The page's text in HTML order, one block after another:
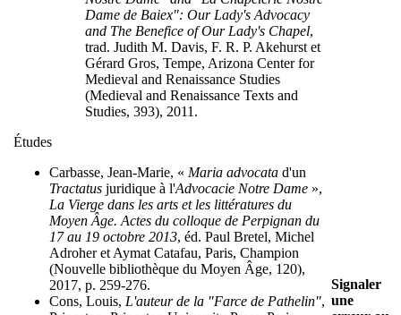
Dame de Baiex": Our Lady's Advocacy
and The Benefice of Our Lady's Chapel,
trad. Judith M. Davis, F. R. P. Akehurst et
Gérard Gros, Tempe, Arizona Center for
Medieval and Renaissance Studies
(Medieval and Renaissance Texts and
Studies, 393), 2011.
Études
Carbasse, Jean-Marie, « Maria advocata d'un
Tractatus juridique à l'Advocacie Notre Dame »,
La Vierge dans les arts et les littératures du
Moyen Âge. Actes du colloque de Perpignan du
17 au 19 octobre 2013, éd. Paul Bretel, Michel
Adroher et Aymat Catafau, Paris, Champion
(Nouvelle bibliothèque du Moyen Âge, 120),
2017, p. 259-276.
Cons, Louis, L'auteur de la "Farce de Pathelin",
Signaler
une